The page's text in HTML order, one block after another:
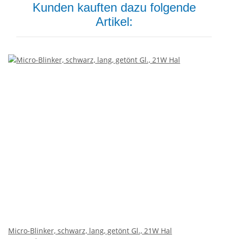
Kunden kauften dazu folgende
Artikel:
Micro-Blinker, schwarz, lang, getönt Gl., 21W Hal